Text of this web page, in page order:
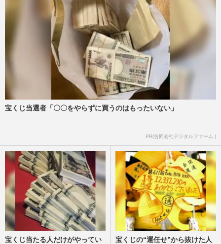
宝くじ当選者「〇〇をやらずに買うのはもったいない」
PR(合同会社デジタルファーム )
宝くじ当たる人だけがやってい
宝くじの“運任せ”から抜けた人